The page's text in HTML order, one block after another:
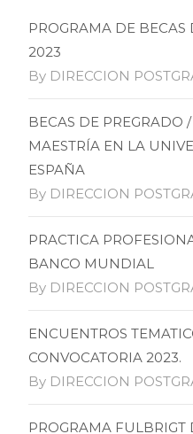
PROGRAMA DE BECAS
2023
By DIRECCION
BECAS DE PREGRADO
MAESTRÍA EN LA
ESPAÑA
By DIRECCION
PRACTICA
BANCO MUNDIAL
By DIRECCION
ENCUENTROS
CONVOCATORIA 2023.
By DIRECCION
PROGRAMA FULBRIGT